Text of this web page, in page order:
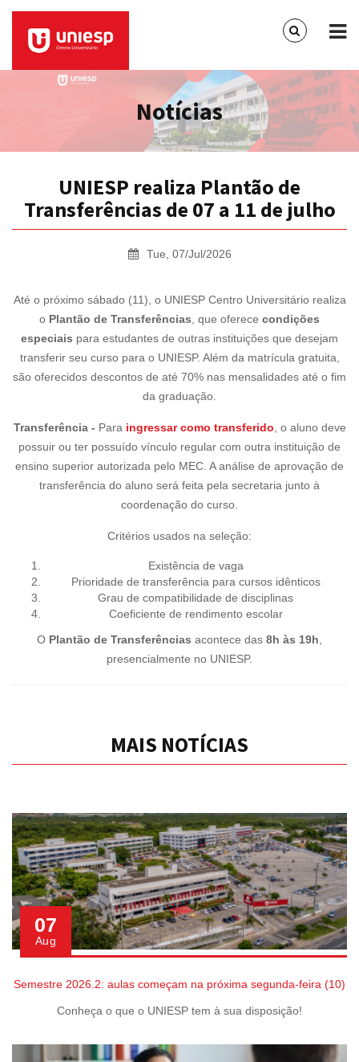
Notícias
UNIESP realiza Plantão de
Transferências de 07 a 11 de julho
Tue, 07/Jul/2026
Até o próximo sábado (11), o UNIESP Centro Universitário realiza
o Plantão de Transferências , que oferece condições
especiais para estudantes de outras instituições que desejam
transferir seu curso para o UNIESP. Além da matrícula gratuita,
são oferecidos descontos de até 70% nas mensalidades até o fim
da graduação.
Transferência - Para ingressar como transferido , o aluno deve
possuir ou ter possuído vínculo regular com outra instituição de
ensino superior autorizada pelo MEC. A análise de aprovação de
transferência do aluno será feita pela secretaria junto à
coordenação do curso.
Critérios usados na seleção:
Existência de vaga
Prioridade de transferência para cursos idênticos
Grau de compatibilidade de disciplinas
Coeficiente de rendimento escolar
O Plantão de Transferências acontece das 8h às 19h
presencialmente no UNIESP.
MAIS NOTÍCIAS
07
Aug
Semestre 2026.2: aulas começam na próxima segunda-feira (10)
Conheça o que o UNIESP tem à sua disposição!